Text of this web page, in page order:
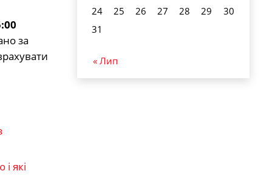
за
які
24
25 26 27 28 29
30
31
« Лип